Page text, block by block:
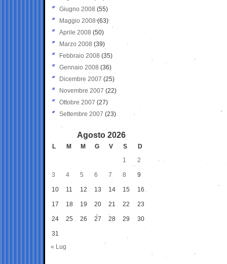
Giugno 2008 (55)
Maggio 2008(63)
Aprile 2008 (50)
Marzo 2008 (39)
Febbraio 2008 (35)
Gennaio 2008 (36)
Dicembre 2007 (25)
Novembre 2007 (22)
Ottobre 2007 (27)
Settembre 2007 (23)
Agosto 2026
L M M G V S
D
1
2
3 4 5 6 7 8 9
10 11 12 13 14 15 16
17 18 19 20 21 22 23
24 25 26 27 28 29 30
31
« Lug